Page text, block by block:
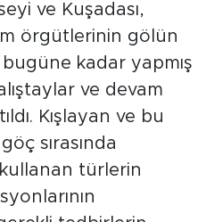
ve Kuşadası,
örgütlerinin gölün
kadar yapmış
ve devam
Kışlayan ve bu
sırasında
türlerin